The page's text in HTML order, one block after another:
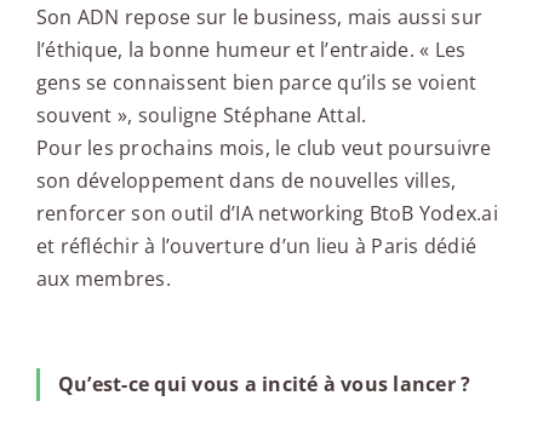
Son ADN repose sur le business, mais aussi sur
l’éthique, la bonne humeur et l’entraide. « Les
gens se connaissent bien parce qu’ils se voient
souvent », souligne Stéphane Attal.
Pour les prochains mois, le club veut poursuivre
son développement dans de nouvelles villes,
renforcer son outil d’IA networking BtoB Yodex.ai
et réfléchir à l’ouverture d’un lieu à Paris dédié
aux membres.
Qu’est-ce qui vous a incité à vous lancer ?